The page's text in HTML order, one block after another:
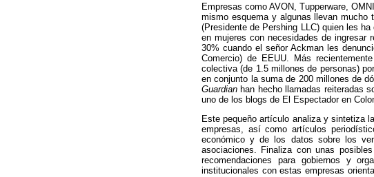
Empresas como AVON, Tupperware,
mismo esquema y algunas llevan
(Presidente de Pershing LLC) quien les
en mujeres con necesidades de ingresar
30% cuando el señor Ackman les
Comercio) de EEUU. Más
colectiva (de 1.5 millones de personas)
en conjunto la suma de 200 millones de
Guardian han hecho llamadas reiteradas
uno de los blogs de El Espectador en
Este pequeño artículo analiza y sintetiza
empresas, así como artículos
económico y de los datos sobre los
asociaciones. Finaliza con unas
recomendaciones para gobiernos y
institucionales con estas empresas